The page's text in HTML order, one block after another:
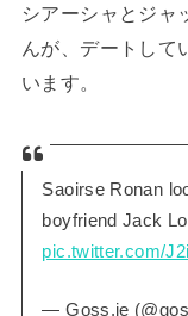
シアーシャとジャ
んが、デートして
います。
Saoirse Ronan
boyfriend Jack
pic.twitter.com/
— Goss.ie